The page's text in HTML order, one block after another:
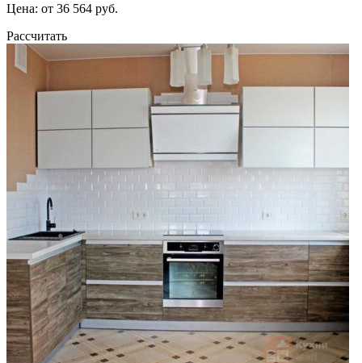
Цена: от 36 564 руб.
Рассчитать